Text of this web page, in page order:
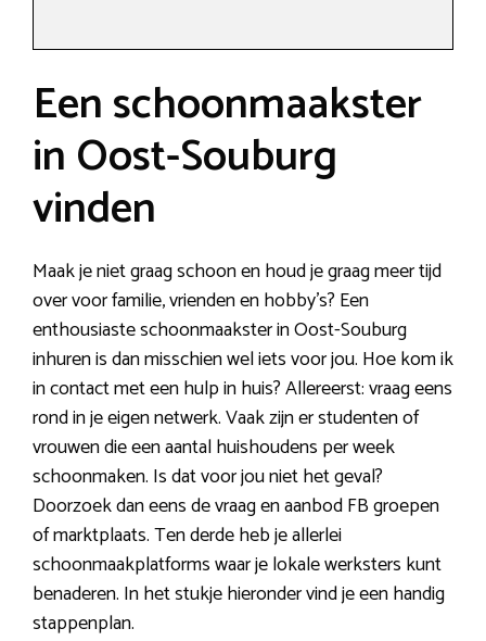
Een schoonmaakster
in Oost-Souburg
vinden
Maak je niet graag schoon en houd je graag meer tijd
over voor familie, vrienden en hobby’s? Een
enthousiaste schoonmaakster in Oost-Souburg
inhuren is dan misschien wel iets voor jou. Hoe kom ik
in contact met een hulp in huis? Allereerst: vraag eens
rond in je eigen netwerk. Vaak zijn er studenten of
vrouwen die een aantal huishoudens per week
schoonmaken. Is dat voor jou niet het geval?
Doorzoek dan eens de vraag en aanbod FB groepen
of marktplaats. Ten derde heb je allerlei
schoonmaakplatforms waar je lokale werksters kunt
benaderen. In het stukje hieronder vind je een handig
stappenplan.